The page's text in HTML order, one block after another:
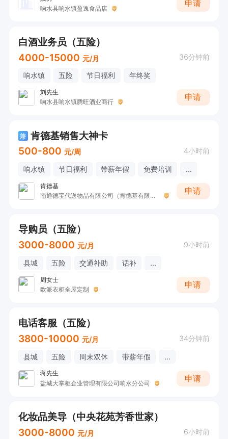
响水县响水镇盈逸食品店
申请
白酒业务员（五险）
4000-15000 元/月 36分钟前
响水镇 五险 节日福利 年终奖
刘先生
响水县响水镇腾旺酒业商行
申请
兼 肯德基销售大神卡
500-800 元/周 4小时前
响水镇 节日福利 带薪年假 免费培训 ...
肯德基
南通德宝代送物品有限公司（肯德基有限公司）
申请
导购员（五险）
3000-8000 元/月 9小时前
县城 五险 交通补助 话补 ...
周女士
欧派衣柜全屋定制
申请
电话客服（五险）
3800-10000 元/月 34分钟前
县城 五险 周末双休 带薪年假 ...
蒋先生
盐城大掌柜企业管理有限公司响水分公司
申请
化妆品美导（中央花苑芳香世家）
3000-8000 元/月 6小时前